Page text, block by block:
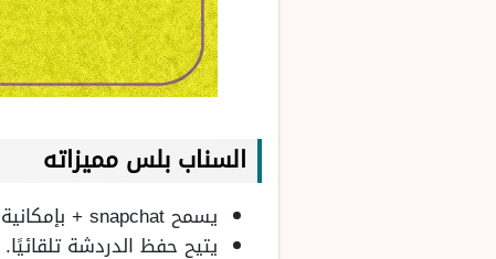
السناب بلس مميزاته
يسمح snapchat + بإمكانية تغيير الموقع فهو داعم للفلاتر.
يتيح حفظ الدردشة تلقائيًا.